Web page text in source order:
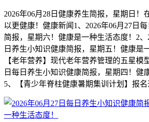
2026年06月28日健康养生简报，星期日！
以更健康！健康新闻1、2026年06月27日
简报，星期六！健康是一种生活态度！2、
日养生小知识健康简报，星期五！健康是
【老年营养】现代老年营养管理的五星模
日每日养生小知识健康简报，星期四！健
5、【青少年脊柱健康暑期集训计划】报名